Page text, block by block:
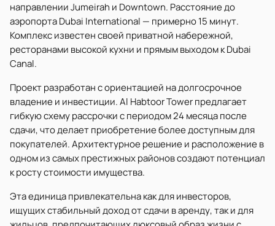
направлении Jumeirah и Downtown. Расстояние до
аэропорта Dubai International — примерно 15 минут.
Комплекс известен своей приватной набережной,
ресторанами высокой кухни и прямым выходом к Dubai
Canal.
Проект разработан с ориентацией на долгосрочное
владение и инвестиции. Al Habtoor Tower предлагает
гибкую схему рассрочки с периодом 24 месяца после
сдачи, что делает приобретение более доступным для
покупателей. Архитектурное решение и расположение в
одном из самых престижных районов создают потенциал
к росту стоимости имущества.
Эта единица привлекательна как для инвесторов,
ищущих стабильный доход от сдачи в аренду, так и для